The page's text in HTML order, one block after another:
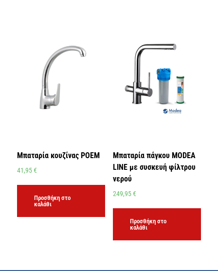
Μπαταρία κουζίνας POEM
41,95€
Προσθήκη στο
καλάθι
Μπαταρία πάγκου MODEA
LINE με συσκευή φίλτρου
νερού
249,95€
Προσθήκη στο
καλάθι